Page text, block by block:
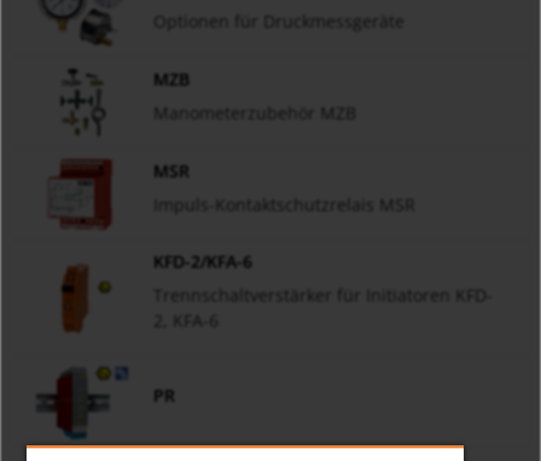
Optionen für Druckmessgeräte
MZB
Manometerzubehör MZB
MSR
Impuls-Kontaktschutzrelais MSR
KFD-2/KFA-6
Trennschaltverstärker für Initiatoren KFD-
2, KFA-6
PR